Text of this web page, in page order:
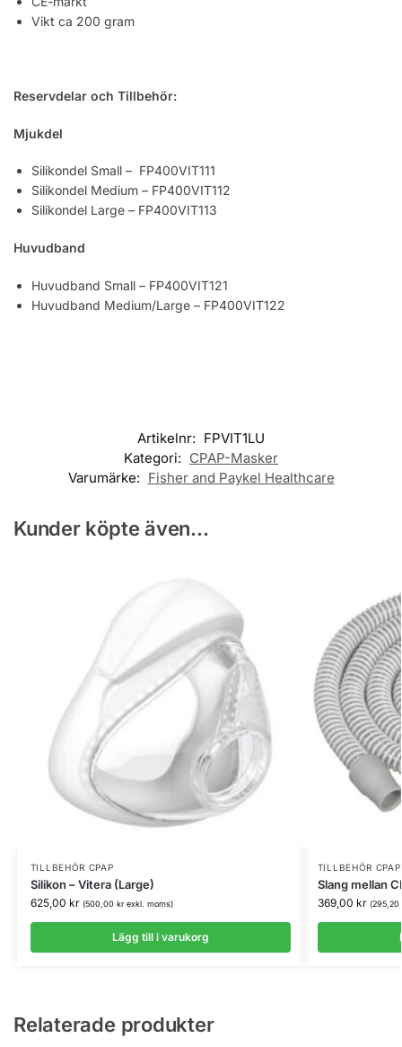
Vikt ca 200 gram
Reservdelar och Tillbehör:
Mjukdel
Silikondel Small – FP400VIT111
Silikondel Medium – FP400VIT112
Silikondel Large – FP400VIT113
Huvudband
Huvudband Small – FP400VIT121
Huvudband Medium/Large – FP400VIT122
Artikelnr: FPVIT1LU
Kategori: CPAP-Masker
Varumärke: Fisher and Paykel Healthcare
Kunder köpte även...
TILLBEHÖR CPAP
Silikon – Vitera (Large)
625,00 kr (500,00 krexkl. moms)
Lägg till i varukorg
TILLBEHÖR CPAP
Slang mellan
369,00 kr (295,20
Relaterade produkter